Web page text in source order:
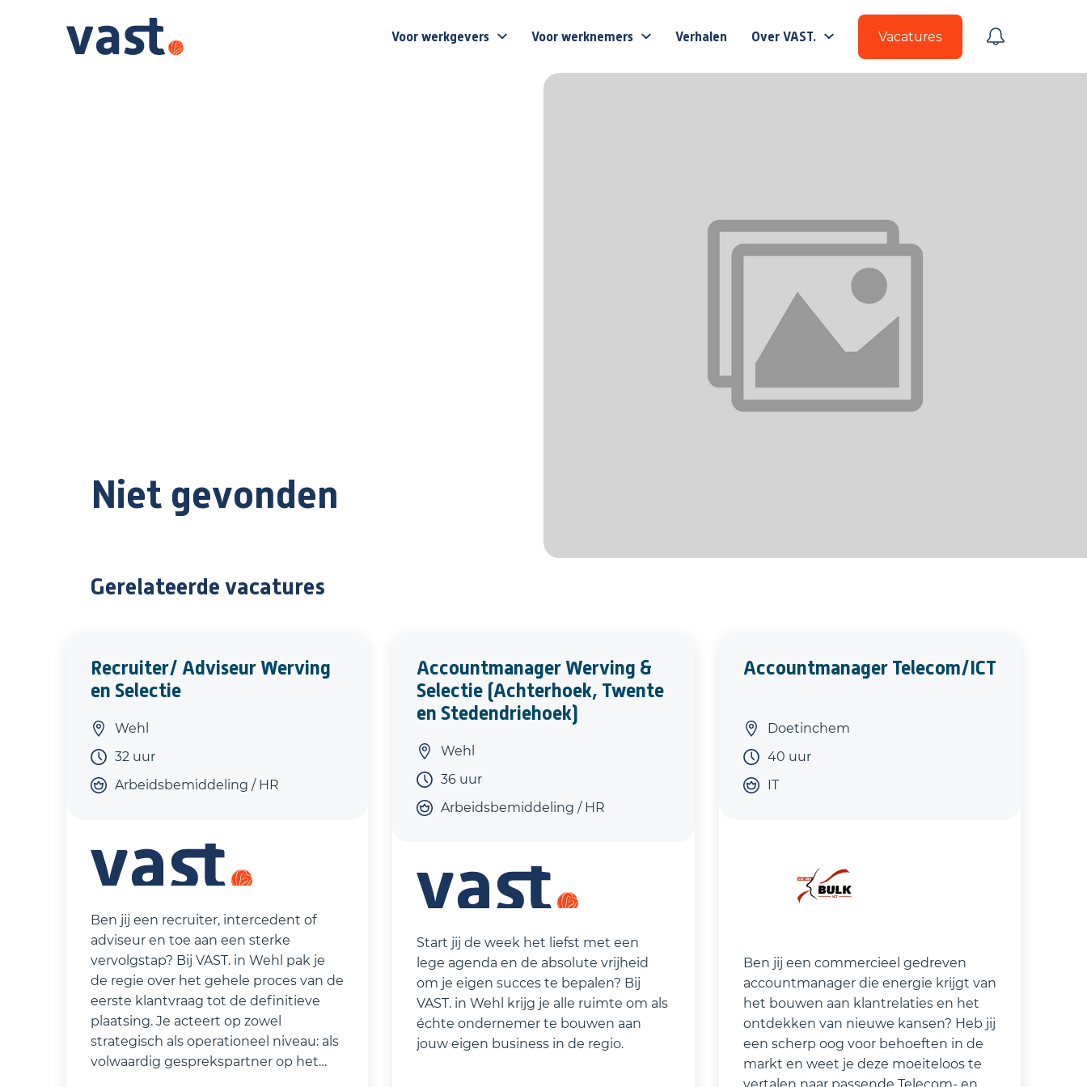
Voor werkgevers Voor werknemers Verhalen Over VAST. Vacatures
Niet gevonden
Gerelateerde vacatures
Recruiter/ Adviseur Werving
en Selectie
Wehl
32 uur
Arbeidsbemiddeling / HR
Ben jij een recruiter, intercedent of
adviseur en toe aan een sterke
vervolgstap? Bij VAST. in Wehl pak je
de regie over het gehele proces van de
eerste klantvraag tot de definitieve
plaatsing. Je acteert op zowel
strategisch als operationeel niveau: als
volwaardig gesprekspartner op het
Accountmanager Werving &
Selectie (Achterhoek, Twente
en Stedendriehoek)
Wehl
36 uur
Arbeidsbemiddeling / HR
Start jij de week het liefst met een
lege agenda en de absolute vrijheid
om je eigen succes te bepalen? Bij
VAST. in Wehl krijg je alle ruimte om als
échte ondernemer te bouwen aan
jouw eigen business in de regio.
Accountmanager Telecom/ICT
Doetinchem
40 uur
IT
Ben jij een commercieel gedreven
accountmanager die energie krijgt van
het bouwen aan klantrelaties en het
ontdekken van nieuwe kansen? Heb jij
een scherp oog voor behoeften in de
markt en weet je deze moeiteloos te
vertalen naar passende Telecom- en